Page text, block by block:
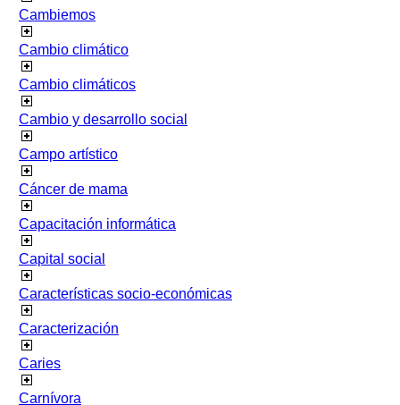
Cambiemos
Cambio climático
Cambio climáticos
Cambio y desarrollo social
Campo artístico
Cáncer de mama
Capacitación informática
Capital social
Características socio-económicas
Caracterización
Caries
Carnívora